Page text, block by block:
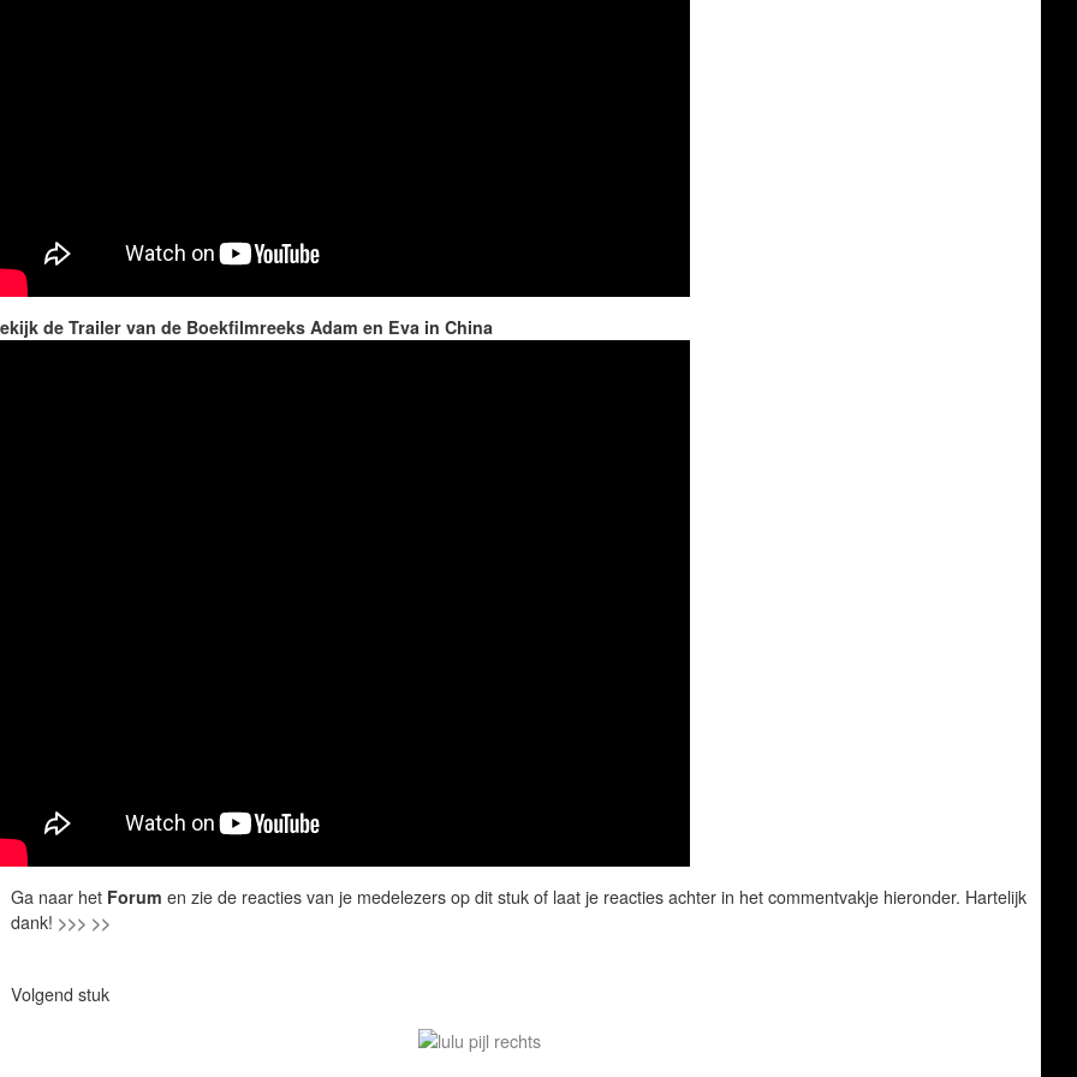
de Trailer van de Boekfilmreeks Adam en Eva in China
Ga naar het Forumen zie de reacties van je medelezers op dit stuk of laat je reacties achter in het commentvakje hieronder. Hartelijk
dank! >>> >>
Volgend stuk